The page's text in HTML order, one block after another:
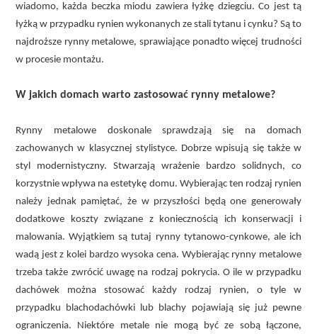
wiadomo, każda beczka miodu zawiera łyżkę dziegciu. Co jest tą
łyżką w przypadku rynien wykonanych ze stali tytanu i cynku? Są to
najdroższe rynny metalowe, sprawiające ponadto więcej trudności
w procesie montażu.
W jakich domach warto zastosować rynny metalowe?
Rynny metalowe doskonale sprawdzają się na domach
zachowanych w klasycznej stylistyce. Dobrze wpisują się także w
styl modernistyczny. Stwarzają wrażenie bardzo solidnych, co
korzystnie wpływa na estetykę domu. Wybierając ten rodzaj rynien
należy jednak pamiętać, że w przyszłości będą one generowały
dodatkowe koszty związane z koniecznością ich konserwacji i
malowania. Wyjątkiem są tutaj rynny tytanowo-cynkowe, ale ich
wadą jest z kolei bardzo wysoka cena. Wybierając rynny metalowe
trzeba także zwrócić uwagę na rodzaj pokrycia. O ile w przypadku
dachówek można stosować każdy rodzaj rynien, o tyle w
przypadku blachodachówki lub blachy pojawiają się już pewne
ograniczenia. Niektóre metale nie mogą być ze sobą łączone,